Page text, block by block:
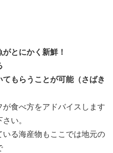
とにかく新鮮！
もらうことが可能（さばき
が食べ方をアドバイスします
い。
る海産物もここでは地元の